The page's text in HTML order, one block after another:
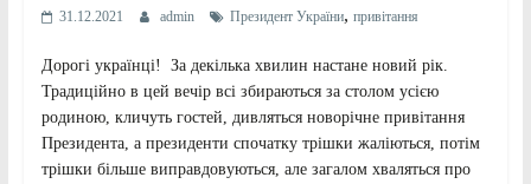
31.12.2021 admin Президент України, привітання
Дорогі українці! За декілька хвилин настане новий рік.
Традиційно в цей вечір всі збираються за столом усією
родиною, кличуть гостей, дивляться новорічне привітання
Президента, а президенти спочатку трішки жаліються, потім
трішки більше виправдовуються, але загалом хваляться про